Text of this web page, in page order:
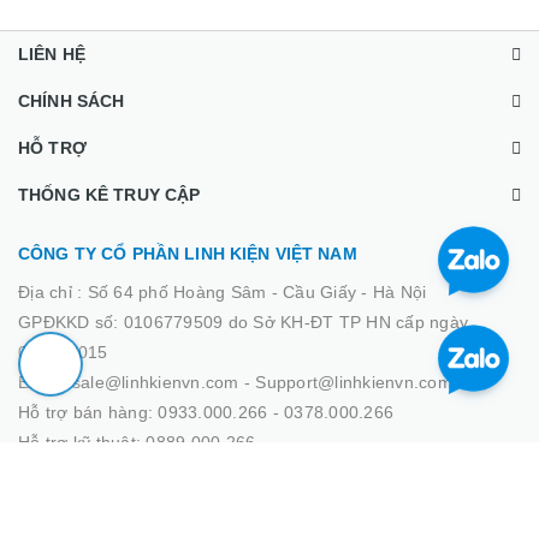
LIÊN HỆ
CHÍNH SÁCH
HỖ TRỢ
THỐNG KÊ TRUY CẬP
CÔNG TY CỔ PHẦN LINH KIỆN VIỆT NAM
Địa chỉ : Số 64 phố Hoàng Sâm - Cầu Giấy - Hà Nội
GPĐKKD số: 0106779509 do Sở KH-ĐT TP HN cấp ngày
02/03/2015
Email: sale@linhkienvn.com - Support@linhkienvn.com
Hỗ trợ bán hàng: 0933.000.266 - 0378.000.266
Hỗ trợ kỹ thuật: 0889.000.266